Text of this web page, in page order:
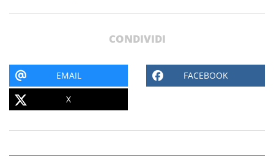
CONDIVIDI
EMAIL FACEBOOK
X